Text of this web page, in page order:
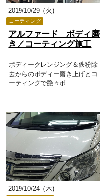
2019/10/29（火)
コーティング
アルファード ボディ磨
き／コーティング施工
ボディークレンジング＆鉄粉除
去からのボディー磨き上げとコ
ーティングで艶々ボ...
2019/10/24（木)